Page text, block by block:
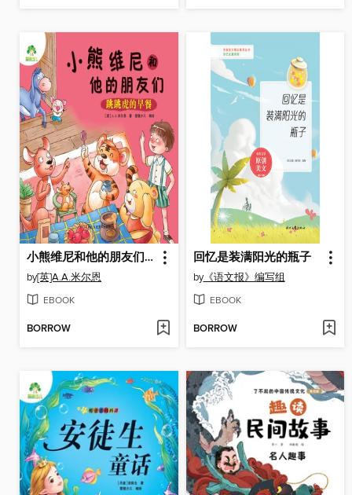
小熊维尼和他的朋友们·跳跳虎的早餐
by[英]A.A.米尔恩
EBOOK
BORROW
回忆是装满阳光的瓶子
by《语文报》编写组
EBOOK
BORROW